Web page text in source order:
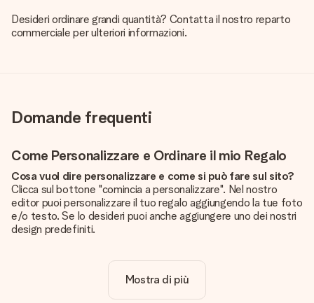
Desideri ordinare grandi quantità? Contatta il nostro reparto
commerciale per ulteriori informazioni.
Domande frequenti
Come Personalizzare e Ordinare il mio Regalo
Cosa vuol dire personalizzare e come si può fare sul sito?
Clicca sul bottone "comincia a personalizzare". Nel nostro
editor puoi personalizzare il tuo regalo aggiungendo la tue foto
e/o testo. Se lo desideri puoi anche aggiungere uno dei nostri
design predefiniti.
Certo! Il prezzo mostrato include sempre la personalizzazione
Mostra di più